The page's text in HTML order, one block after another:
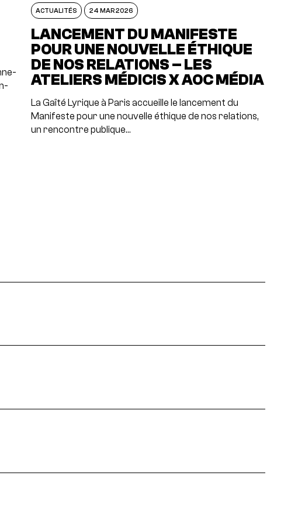
ACTUALITÉS 24 MAR 2026
LANCEMENT DU MANIFESTE
POUR UNE NOUVELLE ÉTHIQUE
DE NOS RELATIONS – LES
ATELIERS MÉDICIS X AOC MÉDIA
La Gaîté Lyrique à Paris accueille le lancement du
Manifeste pour une nouvelle éthique de nos relations,
un rencontre publique…
à projets, rencontres...